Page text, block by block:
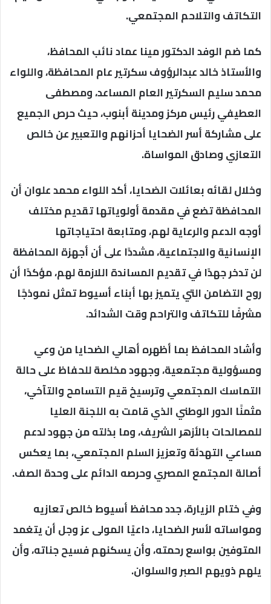
التكاتف والتلاحم المجتمعي.
كما ضم الوفد الدكتور مينا عماد نائب المحافظ،
والأستاذ خالد عبدالرؤوف سكرتير عام المحافظة، واللواء
محمد سليم السكرتير العام المساعد، ومصطفى
العطيفي رئيس مركز ومدينة أبنوب، حيث حرص الجميع
على مشاركة أسر الضحايا أحزانهم والتعبير عن خالص
التعازي وصادق المواساة.
وخلال لقائه بعائلات الضحايا، أكد اللواء محمد علوان أن
المحافظة تضع في مقدمة أولوياتها تقديم مختلف
أوجه الدعم والرعاية لهم، ومتابعة احتياجاتها
الإنسانية والاجتماعية، مشددًا على أن أجهزة المحافظة
لن تدخر جهدًا في تقديم المساندة اللازمة لهم، مؤكدًا أن
روح التضامن التي يتميز بها أبناء أسيوط تمثل نموذجًا
مشرفًا للتكاتف والتراحم وقت الشدائد.
وأشاد المحافظ بما أظهره أهالي الضحايا من وعي
ومسؤولية مجتمعية، وجهود مخلصة للحفاظ على حالة
التماسك المجتمعي وترسيخ قيم التسامح والتآخي،
مثمنًا الدور الوطني الذي قامت به اللجنة العليا
للمصالحات بالأزهر الشريف، وما بذلته من جهود لدعم
مساعي التهدئة وتعزيز السلم المجتمعي، بما يعكس
أصالة المجتمع المصري وحرصه الدائم على وحدة الصف.
وفي ختام الزيارة، جدد محافظ أسيوط خالص تعازيه
ومواساته لأسر الضحايا، داعيًا المولى عز وجل أن يتغمد
المتوفين بواسع رحمته، وأن يسكنهم فسيح جناته، وأن
يلهم ذويهم الصبر والسلوان.